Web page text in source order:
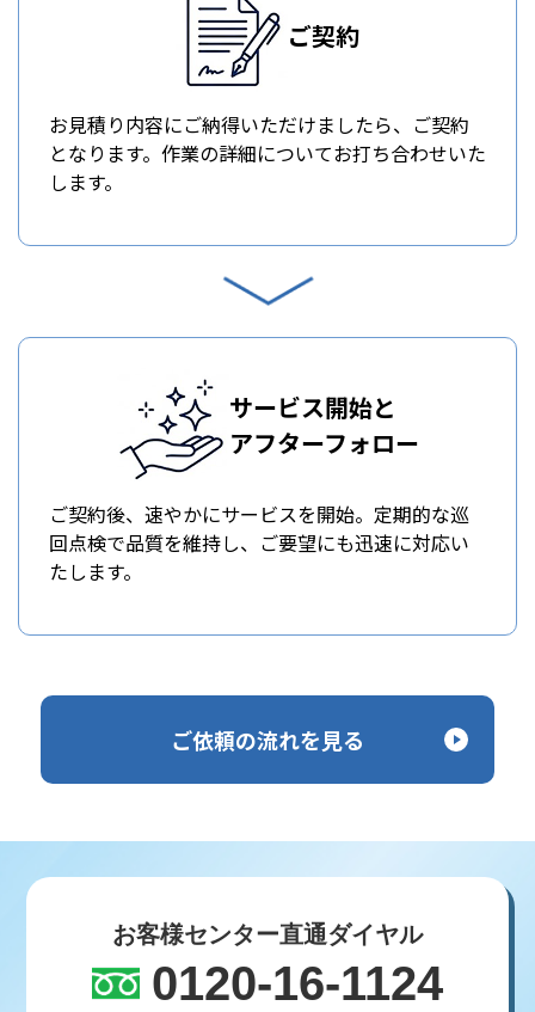
ご契約
お見積り内容にご納得いただけましたら、ご契約
となります。作業の詳細についてお打ち合わせいた
します。
サービス開始と
アフターフォロー
ご契約後、速やかにサービスを開始。定期的な巡
回点検で品質を維持し、ご要望にも迅速に対応い
たします。
ご依頼の流れを見る
お客様センター直通ダイヤル
0120-16-1124